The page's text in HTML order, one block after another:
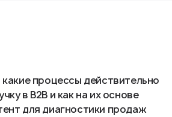
процессы действительно
в B2B и как на их основе
для диагностики продаж